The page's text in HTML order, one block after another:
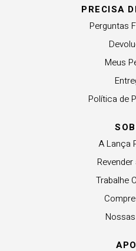
PRECISA
Perguntas
Meus
Política de
A Lança
Trabalhe